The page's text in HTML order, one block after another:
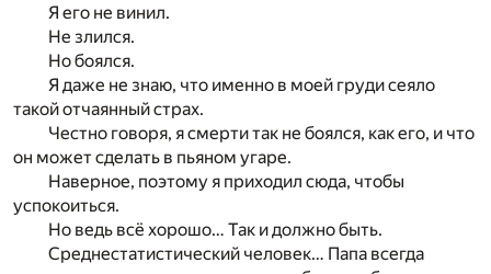
Я его не винил.
Не злился.
Но боялся.
Я даже не знаю, что именно в моей груди сеяло
такой отчаянный страх.
Честно говоря, я смерти так не боялся, как его, и что
он может сделать в пьяном угаре.
Наверное, поэтому я приходил сюда, чтобы
успокоиться.
Но ведь всё хорошо… Так и должно быть.
Среднестатистический человек… Папа всегда